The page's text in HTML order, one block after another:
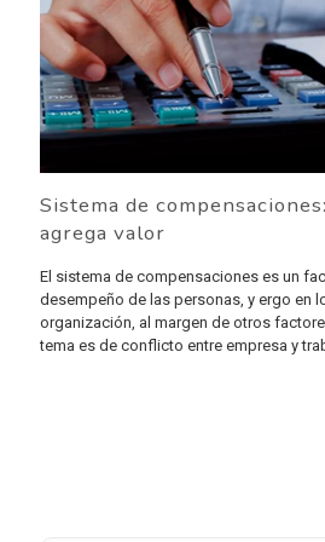
Sistema de
agrega valor
El sistema de compensaciones es un
desempeño de las personas, y ergo en
organización, al margen de otros
tema es de conflicto entre empresa y